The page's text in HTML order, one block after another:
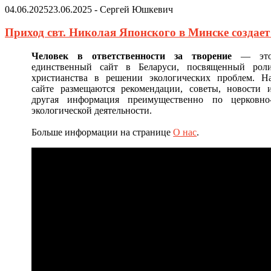
04.06.202523.06.2025 - Сергей Юшкевич
Приход свт. Николая Японского в Минске
Человек в ответственности за творение—
единственный сайт в Беларуси, посвященный
христианства в решении экологических проблем.
сайте размещаются рекомендации, советы, новости
другая информация преимущественно по
экологической деятельности.
Больше информации на страницеО нас.